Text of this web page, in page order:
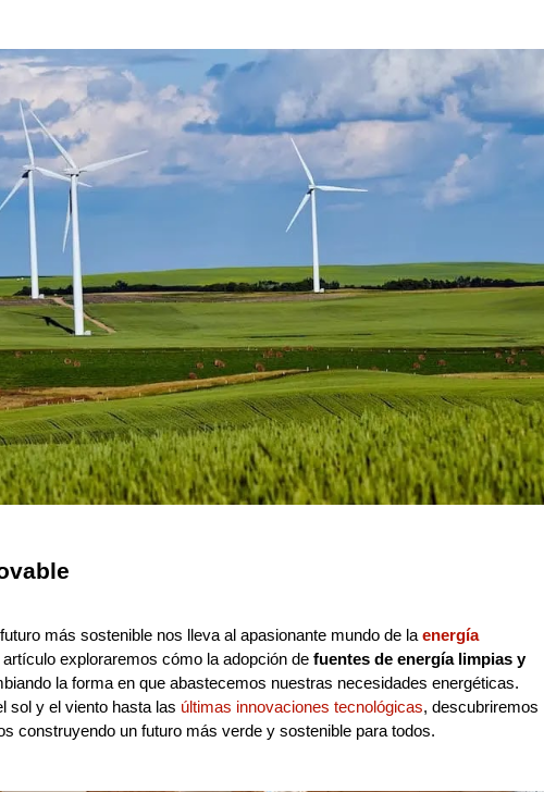
más sostenible nos lleva al apasionante mundo de la energía
artículo exploraremos cómo la adopción de fuentes de energía limpias y
la forma en que abastecemos nuestras necesidades energéticas.
sol y el viento hasta las últimas innovaciones tecnológicas, descubriremos
construyendo un futuro más verde y sostenible para todos.